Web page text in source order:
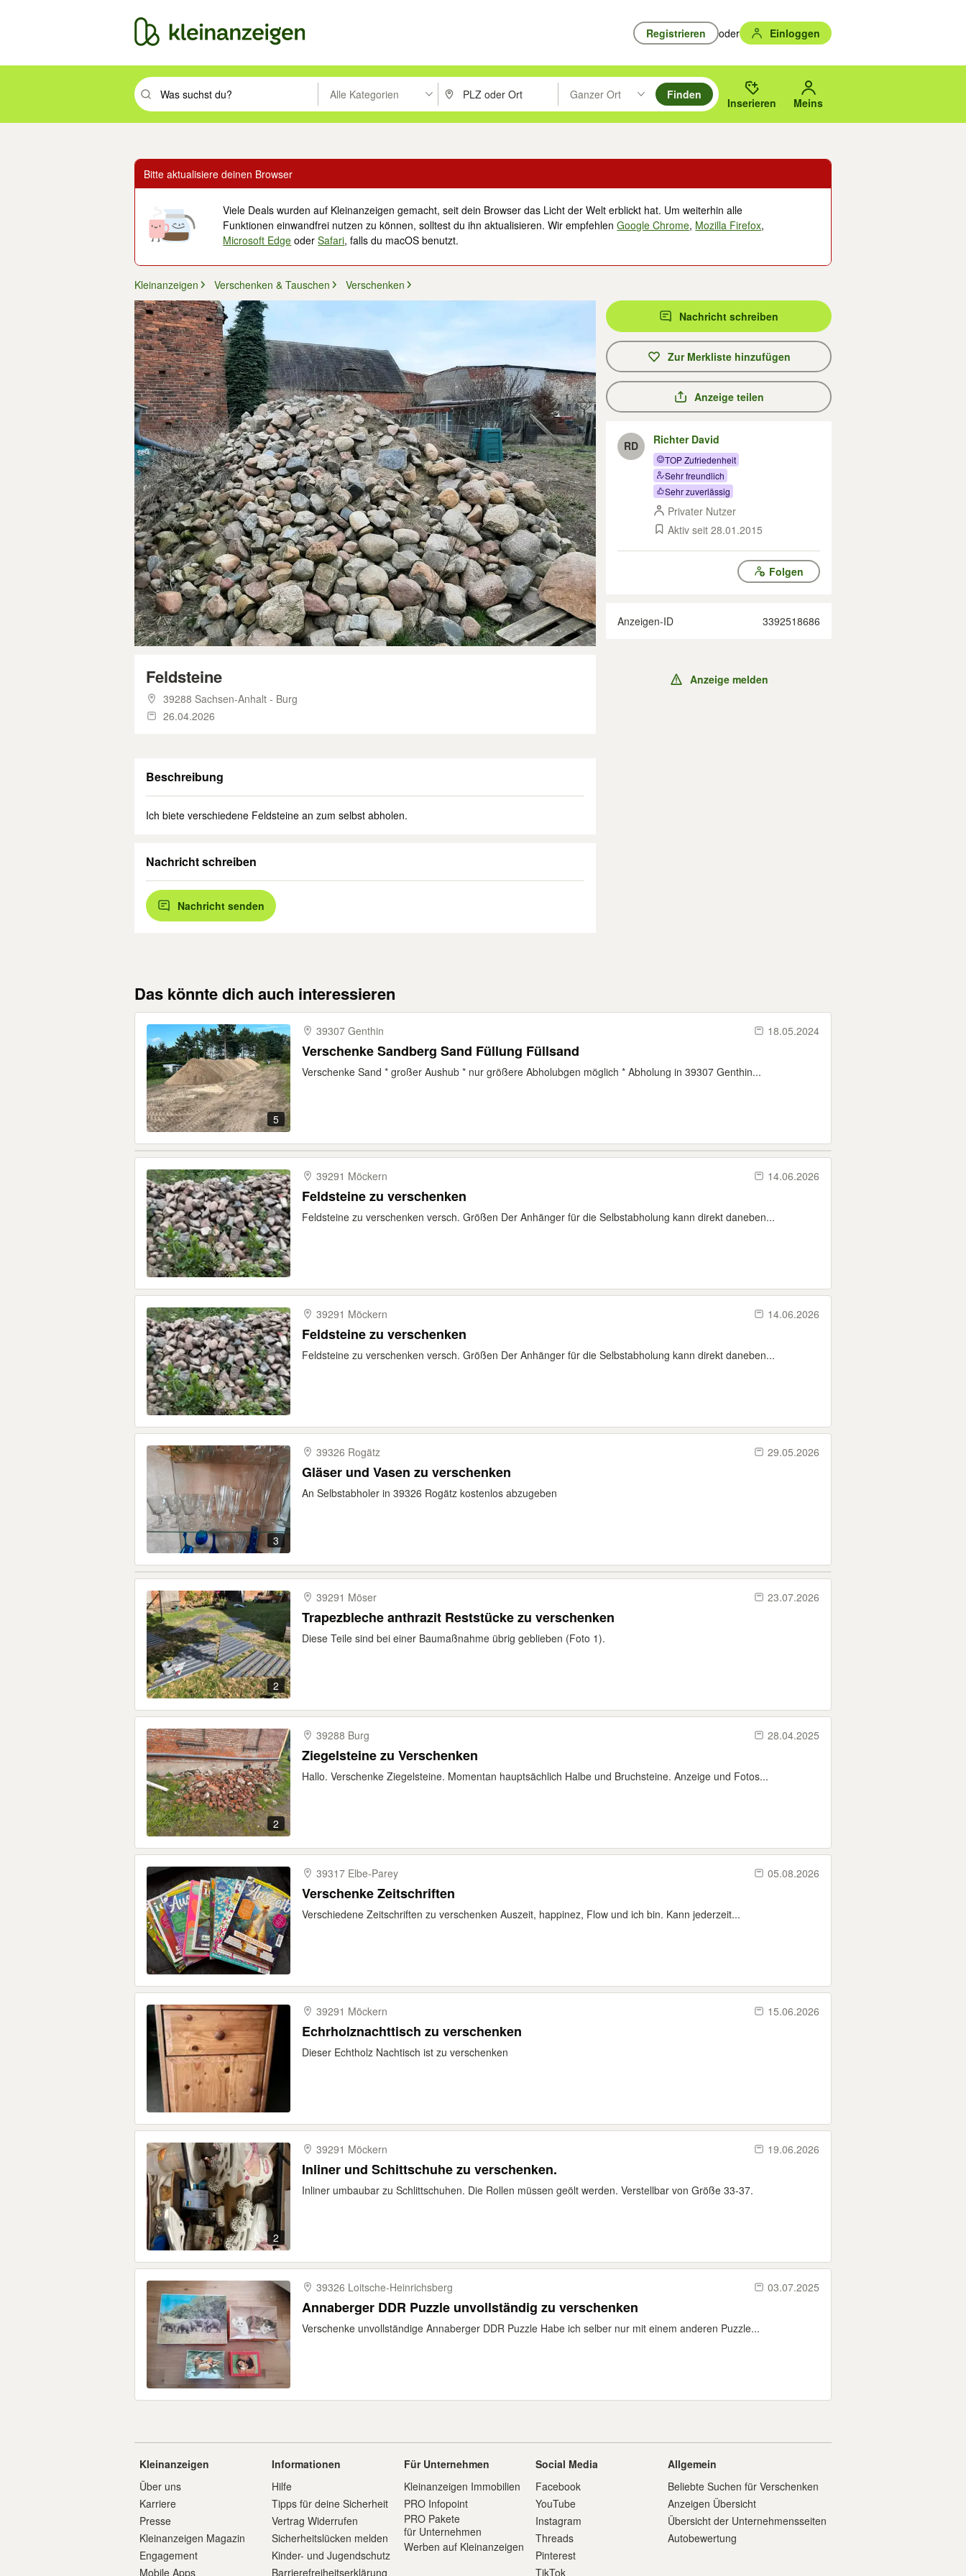
Registrieren oder Einloggen
Suchbegriff eingeben. Eingabetaste drücken um zu suchen, oder Vorschläge mit den Pfeiltasten nach oben/unten durchsuchen und mit Eingabetaste auswählen.
Alle Kategorien PLZ oder Ort eingeben. Eingabetaste drücken um zu suchen, oder Vorschläge mit den Pfeiltasten nach oben/
Ganzer Ort
Suche im Umkreis des gewählten Orts oder PLZ.
Finden
Inserieren Meins
Bitte aktualisiere deinen Browser
Viele Deals wurden auf Kleinanzeigen gemacht, seit dein Browser das Licht der Welt erblickt hat. Um weiterhin alle
Funktionen einwandfrei nutzen zu können, solltest du ihn aktualisieren. Wir empfehlenGoogle Chrome, Mozilla Firefox,
Microsoft Edge oderSafari, falls du macOS benutzt.
Kleinanzeigen Verschenken & Tauschen Verschenken
Feldsteine
39288 Sachsen-Anhalt - Burg
26.04.2026
Beschreibung
Ich biete verschiedene Feldsteine an zum selbst abholen.
Nachricht schreiben
Nachricht senden
Nachricht schreiben
Zur Merkliste hinzufügen
Anzeige teilen
RD Richter David
TOP Zufriedenheit
Sehr freundlich
Sehr zuverlässig
Privater Nutzer
Aktiv seit 28.01.2015
Folgen
Anzeigen-ID 3392518686
Anzeige melden
Das könnte dich auch interessieren
5
39307 Genthin 18.05.2024
Verschenke Sandberg Sand Füllung Füllsand
Verschenke Sand * großer Aushub * nur größere Abholubgen möglich * Abholung in 39307 Genthin...
39291 Möckern 14.06.2026
Feldsteine zu verschenken
Feldsteine zu verschenken versch. Größen Der Anhänger für die Selbstabholung kann direkt daneben...
39291 Möckern 14.06.2026
Feldsteine zu verschenken
Feldsteine zu verschenken versch. Größen Der Anhänger für die Selbstabholung kann direkt daneben...
3
39326 Rogätz 29.05.2026
Gläser und Vasen zu verschenken
An Selbstabholer in 39326 Rogätz kostenlos abzugeben
2
39291 Möser 23.07.2026
Trapezbleche anthrazit Reststücke zu verschenken
Diese Teile sind bei einer Baumaßnahme übrig geblieben (Foto 1).
2
39288 Burg 28.04.2025
Ziegelsteine zu Verschenken
Hallo. Verschenke Ziegelsteine. Momentan hauptsächlich Halbe und Bruchsteine. Anzeige und Fotos...
39317 Elbe-​Parey 05.08.2026
Verschenke Zeitschriften
Verschiedene Zeitschriften zu verschenken Auszeit, happinez, Flow und ich bin. Kann jederzeit...
39291 Möckern 15.06.2026
Echrholznachttisch zu verschenken
Dieser Echtholz Nachtisch ist zu verschenken
2
39291 Möckern 19.06.2026
Inliner und Schittschuhe zu verschenken.
Inliner umbaubar zu Schlittschuhen. Die Rollen müssen geölt werden. Verstellbar von Größe 33-37.
39326 Loitsche-​Heinrichsberg 03.07.2025
Annaberger DDR Puzzle unvollständig zu verschenken
Verschenke unvollständige Annaberger DDR Puzzle Habe ich selber nur mit einem anderen Puzzle...
Kleinanzeigen
Über uns
Karriere
Presse
Kleinanzeigen Magazin
Engagement
Mobile Apps
Informationen
Hilfe
Tipps für deine Sicherheit
Vertrag Widerrufen
Sicherheitslücken melden
Kinder- und Jugendschutz
Barrierefreiheitserklärung
Für Unternehmen
Kleinanzeigen Immobilien
PRO Infopoint
PRO Pakete
für Unternehmen
Werben auf Kleinanzeigen
Social Media
Facebook
YouTube
Instagram
Threads
Pinterest
TikTok
Allgemein
Beliebte Suchen für Verschenken
Anzeigen Übersicht
Übersicht der Unternehmensseiten
Autobewertung